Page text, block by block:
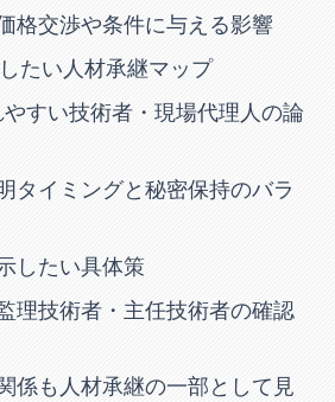
格交渉や条件に与える影響
たい人材承継マップ
すい技術者・現場代理人の論
タイミングと秘密保持のバラ
したい具体策
理技術者・主任技術者の確認
係も人材承継の一部として見